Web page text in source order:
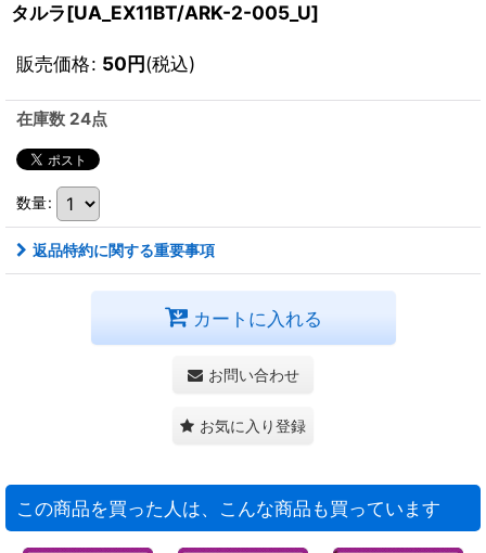
タルラ[UA_EX11BT/ARK-2-005_U]
販売価格: 50円(税込)
在庫数 24点
数量:
返品特約に関する重要事項
カートに入れる
お問い合わせ
お気に入り登録
この商品を買った人は、こんな商品も買っています